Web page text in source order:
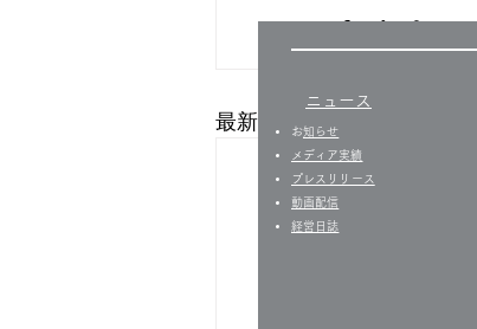
最新記事
ニュース
​お知らせ
​​メディア実績
プレスリリース
​動画配信
経営日誌​